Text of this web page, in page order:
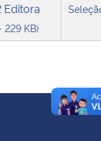
Regional
e dos Direitos
Editora
229 KB)